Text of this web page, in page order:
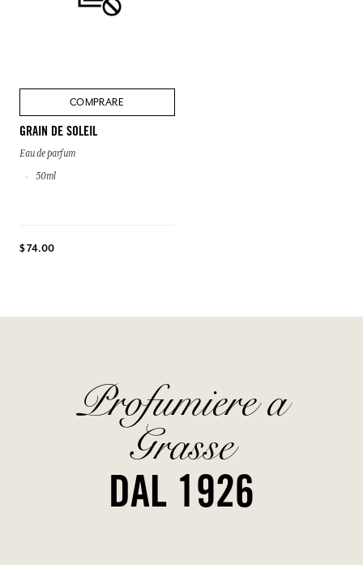
COMPRARE
GRAIN DE SOLEIL
Eau de parfum
50ml
$ 74.00
Profumiere a
Grasse
DAL 1926